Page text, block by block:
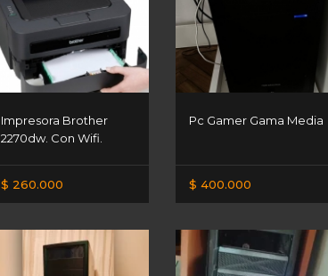
Impresora Brother
2270dw. Con Wifi.
$ 260.000
Pc Gamer Gama Media
$ 400.000